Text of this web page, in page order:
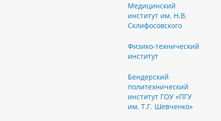
Медицинский
институт им. Н.В.
Склифосовского
Физико-технический
институт
Бендерский
политехнический
институт ГОУ «ПГУ
им. Т.Г. Шевченко»